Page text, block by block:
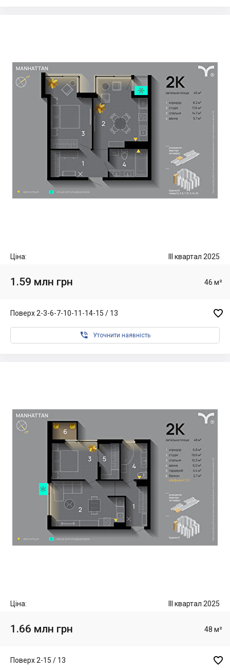
Ціна: III квартал 2025
1.59 млн грн 46 м²
Поверх 2-3-6-7-10-11-14-15 / 13 
 Уточнити наявність
Ціна: III квартал 2025
1.66 млн грн 48 м²
Поверх 2-15 / 13 